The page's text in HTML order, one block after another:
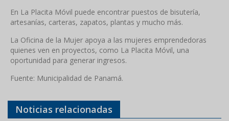
En La Placita Móvil puede encontrar puestos de bisutería,
artesanías, carteras, zapatos, plantas y mucho más.
La Oficina de la Mujer apoya a las mujeres emprendedoras
quienes ven en proyectos, como La Placita Móvil, una
oportunidad para generar ingresos.
Fuente: Municipalidad de Panamá.
Noticias relacionadas